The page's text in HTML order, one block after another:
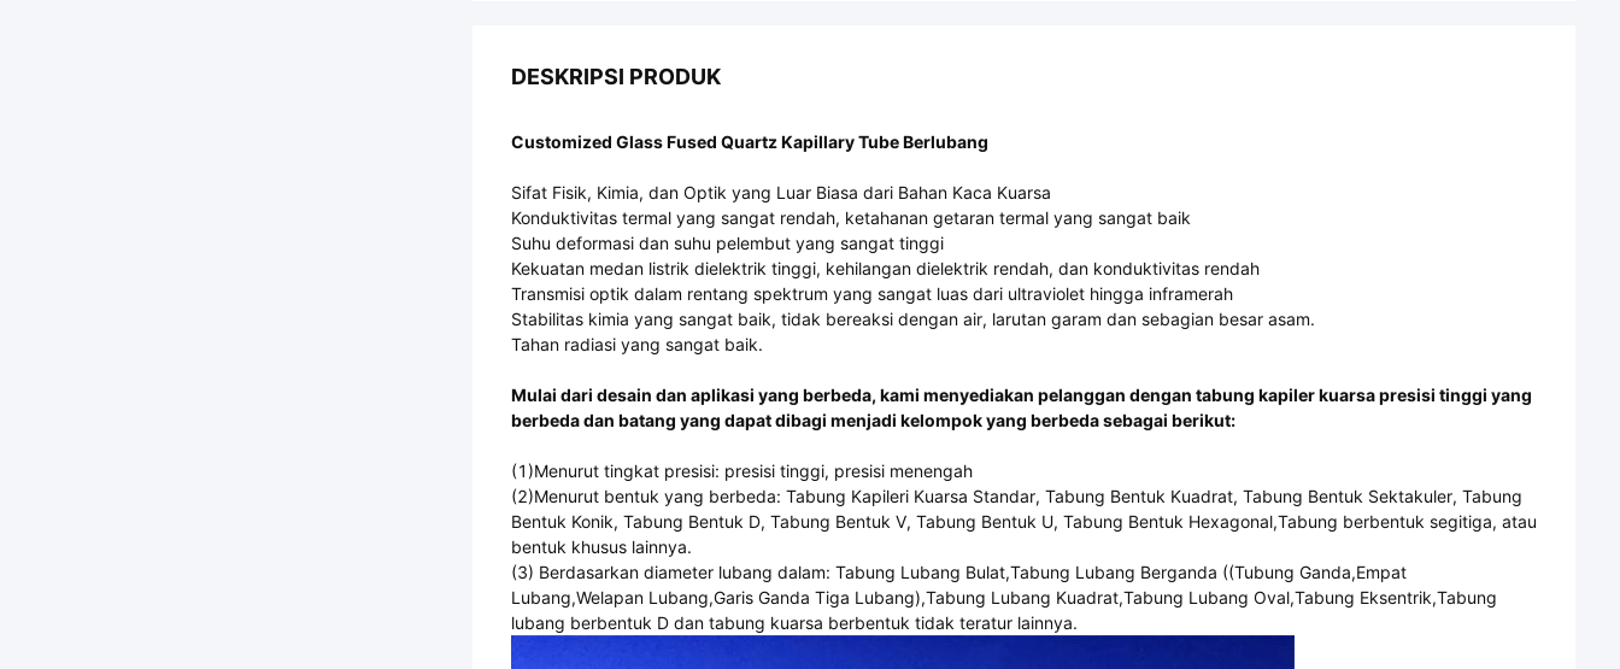
DESKRIPSI PRODUK
Customized Glass Fused Quartz Kapillary Tube Berlubang
Sifat Fisik, Kimia, dan Optik yang Luar Biasa dari Bahan Kaca Kuarsa
Konduktivitas termal yang sangat rendah, ketahanan getaran termal yang sangat baik
Suhu deformasi dan suhu pelembut yang sangat tinggi
Kekuatan medan listrik dielektrik tinggi, kehilangan dielektrik rendah, dan konduktivitas rendah
Transmisi optik dalam rentang spektrum yang sangat luas dari ultraviolet hingga inframerah
Stabilitas kimia yang sangat baik, tidak bereaksi dengan air, larutan garam dan sebagian besar asam.
Tahan radiasi yang sangat baik.
Mulai dari desain dan aplikasi yang berbeda, kami menyediakan pelanggan dengan tabung kapiler kuarsa presisi tinggi yang
berbeda dan batang yang dapat dibagi menjadi kelompok yang berbeda sebagai berikut:
(1)Menurut tingkat presisi: presisi tinggi, presisi menengah
(2)Menurut bentuk yang berbeda: Tabung Kapileri Kuarsa Standar, Tabung Bentuk Kuadrat, Tabung Bentuk Sektakuler, Tabung
Bentuk Konik, Tabung Bentuk D, Tabung Bentuk V, Tabung Bentuk U, Tabung Bentuk Hexagonal,Tabung berbentuk segitiga, atau
bentuk khusus lainnya.
(3) Berdasarkan diameter lubang dalam: Tabung Lubang Bulat,Tabung Lubang Berganda ((Tubung Ganda,Empat
Lubang,Welapan Lubang,Garis Ganda Tiga Lubang),Tabung Lubang Kuadrat,Tabung Lubang Oval,Tabung Eksentrik,Tabung
lubang berbentuk D dan tabung kuarsa berbentuk tidak teratur lainnya.